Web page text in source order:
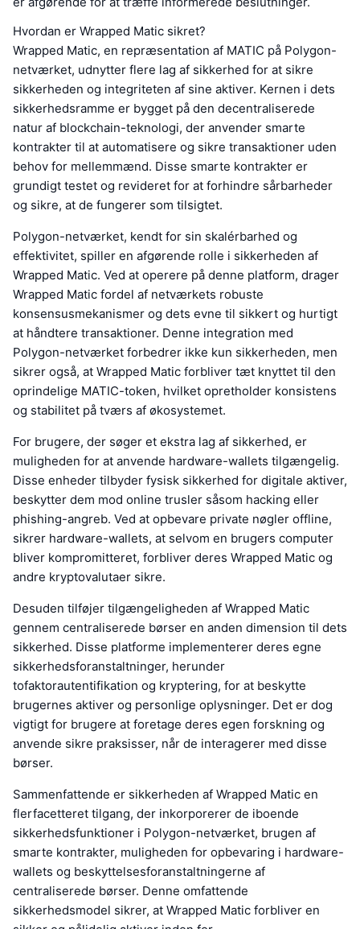
Hvordan er Wrapped Matic sikret?
Wrapped Matic, en repræsentation af MATIC på Polygon-
netværket, udnytter flere lag af sikkerhed for at sikre
sikkerheden og integriteten af sine aktiver. Kernen i dets
sikkerhedsramme er bygget på den decentraliserede
natur af blockchain-teknologi, der anvender smarte
kontrakter til at automatisere og sikre transaktioner uden
behov for mellemmænd. Disse smarte kontrakter er
grundigt testet og revideret for at forhindre sårbarheder
og sikre, at de fungerer som tilsigtet.
Polygon-netværket, kendt for sin skalérbarhed og
effektivitet, spiller en afgørende rolle i sikkerheden af
Wrapped Matic. Ved at operere på denne platform, drager
Wrapped Matic fordel af netværkets robuste
konsensusmekanismer og dets evne til sikkert og hurtigt
at håndtere transaktioner. Denne integration med
Polygon-netværket forbedrer ikke kun sikkerheden, men
sikrer også, at Wrapped Matic forbliver tæt knyttet til den
oprindelige MATIC-token, hvilket opretholder konsistens
og stabilitet på tværs af økosystemet.
For brugere, der søger et ekstra lag af sikkerhed, er
muligheden for at anvende hardware-wallets tilgængelig.
Disse enheder tilbyder fysisk sikkerhed for digitale aktiver,
beskytter dem mod online trusler såsom hacking eller
phishing-angreb. Ved at opbevare private nøgler offline,
sikrer hardware-wallets, at selvom en brugers computer
bliver kompromitteret, forbliver deres Wrapped Matic og
andre kryptovalutaer sikre.
Desuden tilføjer tilgængeligheden af Wrapped Matic
gennem centraliserede børser en anden dimension til dets
sikkerhed. Disse platforme implementerer deres egne
sikkerhedsforanstaltninger, herunder
tofaktorautentifikation og kryptering, for at beskytte
brugernes aktiver og personlige oplysninger. Det er dog
vigtigt for brugere at foretage deres egen forskning og
anvende sikre praksisser, når de interagerer med disse
børser.
Sammenfattende er sikkerheden af Wrapped Matic en
flerfacetteret tilgang, der inkorporerer de iboende
sikkerhedsfunktioner i Polygon-netværket, brugen af
smarte kontrakter, muligheden for opbevaring i hardware-
wallets og beskyttelsesforanstaltningerne af
centraliserede børser. Denne omfattende
sikkerhedsmodel sikrer, at Wrapped Matic forbliver en